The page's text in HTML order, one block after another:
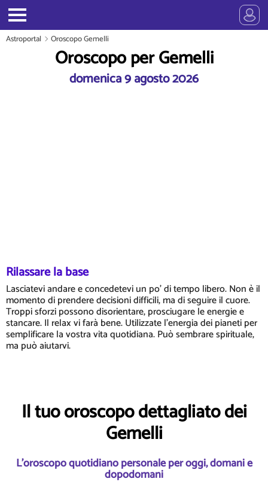
Astroportal Oroscopo Gemelli
Oroscopo per Gemelli
domenica 9 agosto 2026
Rilassare la base
Lasciatevi andare e concedetevi un po' di tempo libero. Non è il
momento di prendere decisioni difficili, ma di seguire il cuore.
Troppi sforzi possono disorientare, prosciugare le energie e
stancare. Il relax vi farà bene. Utilizzate l'energia dei pianeti per
semplificare la vostra vita quotidiana. Può sembrare spirituale,
ma può aiutarvi.
Il tuo oroscopo dettagliato dei
Gemelli
L'oroscopo quotidiano personale per oggi, domani e
dopodomani